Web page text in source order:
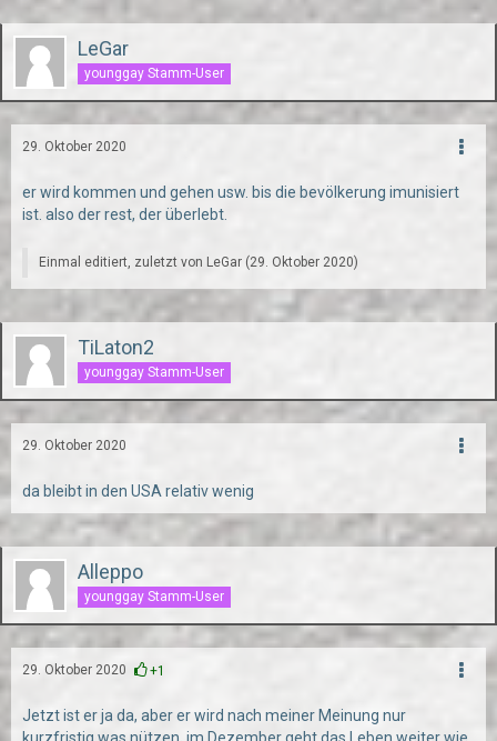
LeGar
younggay Stamm-User
29. Oktober 2020
er wird kommen und gehen usw. bis die bevölkerung imunisiert
ist. also der rest, der überlebt.
Einmal editiert, zuletzt von LeGar (29. Oktober 2020)
TiLaton2
younggay Stamm-User
29. Oktober 2020
da bleibt in den USA relativ wenig
Alleppo
younggay Stamm-User
29. Oktober 2020 +1
Jetzt ist er ja da, aber er wird nach meiner Meinung nur